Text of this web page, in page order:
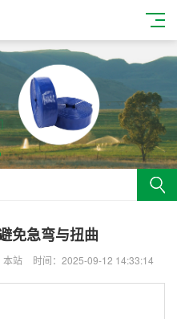
免急弯与扭曲
本站 时间：2025-09-12 14:33:14